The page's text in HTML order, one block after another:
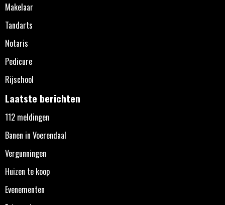
Makelaar
Tandarts
Notaris
Pedicure
Rijschool
Laatste berichten
112 meldingen
Banen in Voerendaal
Vergunningen
Huizen te koop
Evenementen